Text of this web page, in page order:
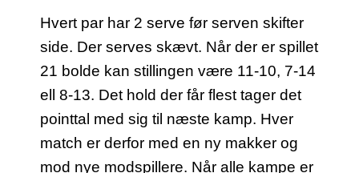
Hvert par har 2 serve før serven skifter
side. Der serves skævt. Når der er spillet
21 bolde kan stillingen være 11-10, 7-14
ell 8-13. Det hold der får flest tager det
pointtal med sig til næste kamp. Hver
match er derfor med en ny makker og
mod nye modspillere. Når alle kampe er